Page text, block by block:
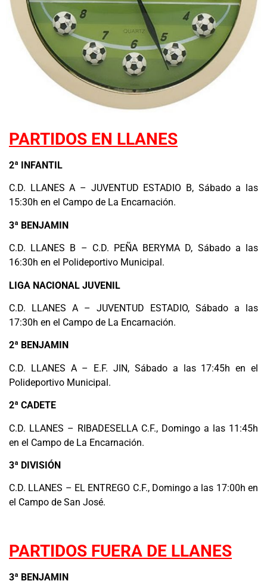
PARTIDOS EN LLANES
2ª INFANTIL
C.D. LLANES A – JUVENTUD ESTADIO B, Sábado a las
15:30h en el Campo de La Encarnación.
3ª BENJAMIN
C.D. LLANES B – C.D. PEÑA BERYMA D, Sábado a las
16:30h en el Polideportivo Municipal.
LIGA NACIONAL JUVENIL
C.D. LLANES A – JUVENTUD ESTADIO, Sábado a las
17:30h en el Campo de La Encarnación.
2ª BENJAMIN
C.D. LLANES A – E.F. JIN, Sábado a las 17:45h en el
Polideportivo Municipal.
2ª CADETE
C.D. LLANES – RIBADESELLA C.F., Domingo a las 11:45h
en el Campo de La Encarnación.
3ª DIVISIÓN
C.D. LLANES – EL ENTREGO C.F., Domingo a las 17:00h en
el Campo de San José.
PARTIDOS FUERA DE LLANES
3ª BENJAMIN